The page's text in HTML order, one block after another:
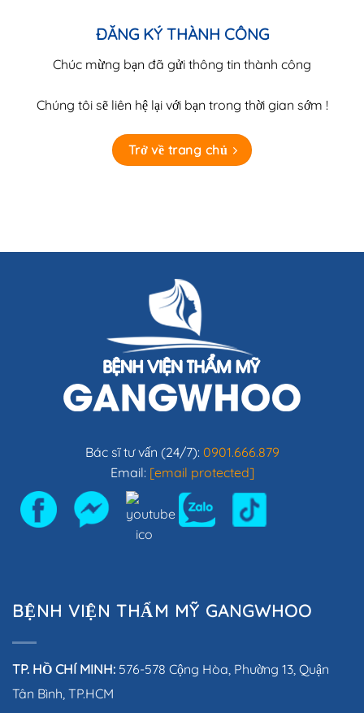
ĐĂNG KÝ THÀNH CÔNG
Chúc mừng bạn đã gửi thông tin thành công
Chúng tôi sẽ liên hệ lại với bạn trong thời gian sớm !
Trở về trang chủ
Bác sĩ tư vấn (24/7): 0901.666.879
Email: [email protected]
BỆNH VIỆN THẨM MỸ GANGWHOO
TP. HỒ CHÍ MINH: 576-578 Cộng Hòa, Phường 13, Quận
Tân Bình, TP.HCM